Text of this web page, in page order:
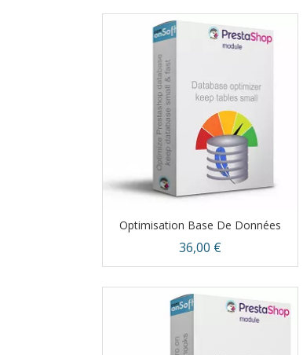
Aperçu rapide
Optimisation Base De Données
Prix
36,00 €
Aperçu rapide